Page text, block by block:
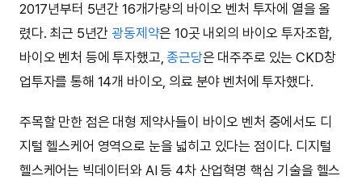
2017년부터 5년간 16개가량의 바이오 벤처 투자에 열을 올
렸다. 최근 5년간 광동제약은 10곳 내외의 바이오 투자조합,
바이오 벤처 등에 투자했고,종근당은 대주주로 있는 CKD창
업투자를 통해 14개 바이오, 의료 분야 벤처에 투자했다.
주목할 만한 점은 대형 제약사들이 바이오 벤처 중에서도 디
지털 헬스케어 영역으로 눈을 넓히고 있다는 점이다. 디지털
헬스케어는 빅데이터와 AI 등 4차 산업혁명 핵심 기술을 헬스